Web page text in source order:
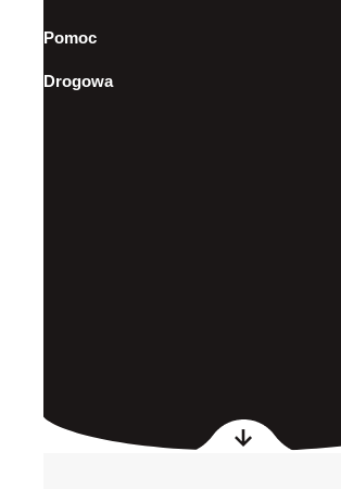
Pomoc
Drogowa